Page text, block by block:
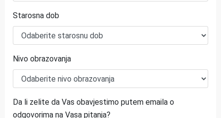
Starosna dob
Nivo obrazovanja
Da li zelite da Vas obavjestimo putem emaila o
odgovorima na Vasa pitanja?